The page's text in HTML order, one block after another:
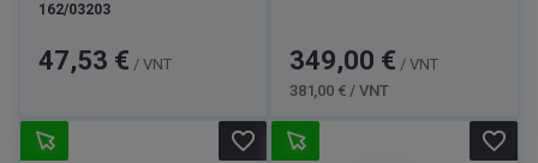
162/03203
Kaina
47,53 € / VNT
Kaina
349,00 € / VNT
381,00 € / VNT
favorite_border favorite_border